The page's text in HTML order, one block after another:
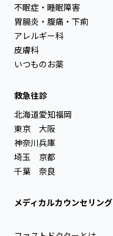
不眠症・睡眠障害
胃腸炎・腹痛・下痢
アレルギー科
皮膚科
いつものお薬
救急往診
北海道
東京
神奈川
埼玉
千葉
愛知
大阪
兵庫
京都
奈良
福岡
メディカルカウンセリング